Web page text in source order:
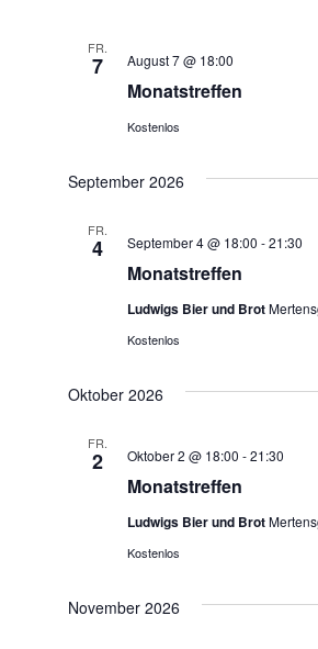
FR.
7
Monatstreffen
August 7 @ 18:00
Kostenlos
September 2026
FR.
4
Monatstreffen
September 4 @ 18:00 -21:30
Ludwigs Bier und Brot
Kostenlos
Oktober 2026
FR.
2
Monatstreffen
Oktober 2 @ 18:00 -21:30
Ludwigs Bier und Brot
Kostenlos
November 2026